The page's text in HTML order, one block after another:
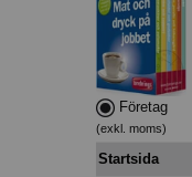
Företag
(exkl. moms)
Startsida